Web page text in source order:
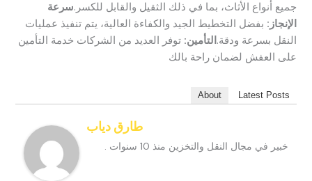
جميع أنواع الأثاث، بما في ذلك الثقيل والقابل للكسر.سرعة
الإنجاز: بفضل التخطيط الجيد والكفاءة العالية، يتم تنفيذ عمليات
النقل بسرعة ودقة.التأمين: توفر العديد من الشركات خدمة التأمين
على العفش لضمان راحة بالك
About Latest Posts
طارق دياب
خبير في مجال النقل والتخزين منذ 10 سنوات .